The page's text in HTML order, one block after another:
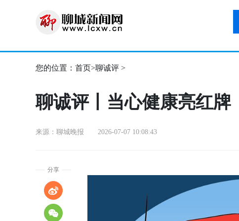
您的位置： 首页>聊诚评 >
聊诚评丨当心健康亮红牌
来源：聊城晚报 2026-07-07 10:08:43
分享